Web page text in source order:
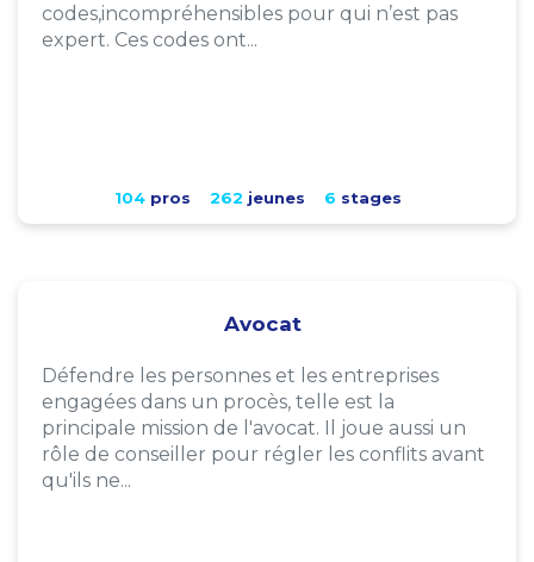
codes,incompréhensibles pour qui n’est pas
expert. Ces codes ont...
104pros 262 jeunes 6 stages
Avocat
Défendre les personnes et les entreprises
engagées dans un procès, telle est la
principale mission de l'avocat. Il joue aussi un
rôle de conseiller pour régler les conflits avant
qu'ils ne...